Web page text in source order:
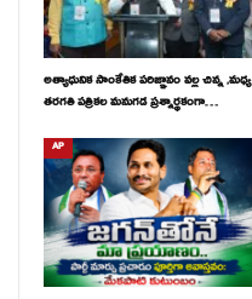
అత్యాధునిక సాంకేతిక పరిజ్ఞానం వల్ల చిన్న ,మధ్య
తరగతి పత్రికల మనుగడ ప్రశ్నార్థకంగా…
AP